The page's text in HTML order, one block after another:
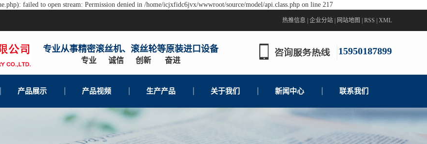
failed to open stream: Permission denied in /home/icjxfidc6jvx/wwwroot/source/model/api.class.php on line 217
热推信息 企业分站 网站地图 RSS XML
专业从事精密滚丝机、滚丝轮等原装进口设备
专业 诚信 创新 奋进
15950187899
产品展示 产品视频 生产产品 关于我们 新闻中心 联系我们